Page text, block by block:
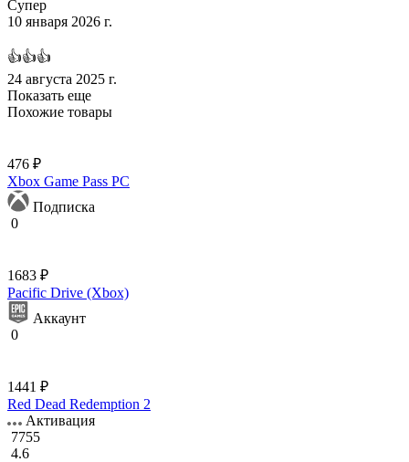
Супер
10 января 2026 г.
👍👍👍
24 августа 2025 г.
Показать еще
Похожие товары
476 ₽
Xbox Game Pass PC
Подписка
0
1683 ₽
Pacific Drive (Xbox)
Аккаунт
0
1441 ₽
Red Dead Redemption 2
Активация
7755
4.6